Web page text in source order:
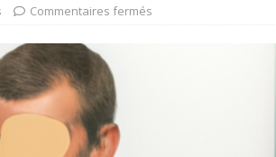
Commentaires fermés